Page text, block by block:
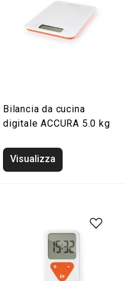
Bilancia da cucina
digitale ACCURA 5.0 kg
Visualizza